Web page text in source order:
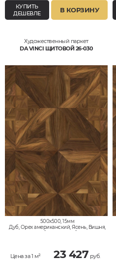
КУПИТЬ
ДЕШЕВЛЕ
В КОРЗИНУ
Художественный паркет
DA VINCI ЩИТОВОЙ 26-030
500x500, 15мм
Дуб, Орех американский, Ясень, Вишня,
Цена за 1 м² 23 427 руб.